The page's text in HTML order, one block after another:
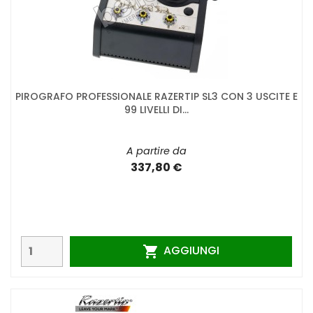
PIROGRAFO PROFESSIONALE RAZERTIP SL3 CON 3 USCITE E
99 LIVELLI DI...
A partire da
337,80 €
 AGGIUNGI